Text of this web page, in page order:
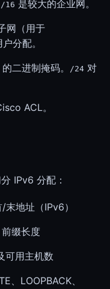
/16 是较大的企业网。
网（用于
分配。
二进制掩码。 /24 对
ACL。
IPv6 分配：
末地址（IPv6）
缀长度
可用主机数
、LOOPBACK、